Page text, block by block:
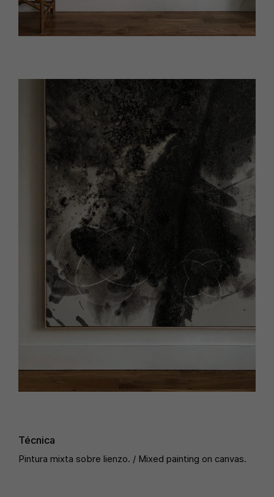
Técnica
Pintura mixta sobre lienzo. / Mixed painting on canvas.